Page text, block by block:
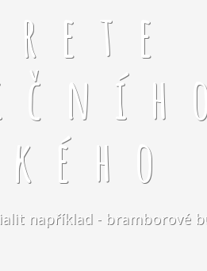
například - bramborové